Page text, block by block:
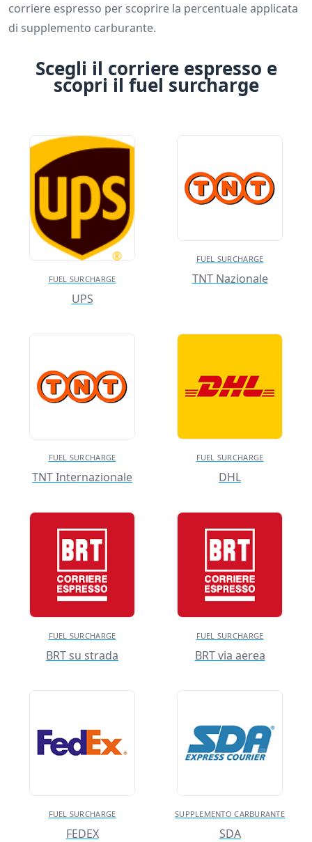
corriere espresso per scoprire la percentuale applicata
di supplemento carburante.
Scegli il corriere espresso e
scopri il fuel surcharge
FUEL SURCHARGE
UPS
FUEL SURCHARGE
TNT Nazionale
FUEL SURCHARGE
TNT Internazionale
FUEL SURCHARGE
DHL
FUEL SURCHARGE
BRT su strada
FUEL SURCHARGE
BRT via aerea
FUEL SURCHARGE
FEDEX
SUPPLEMENTO CARBURANTE
SDA